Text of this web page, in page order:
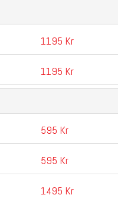
1195 Kr
1195 Kr
595 Kr
595 Kr
1495 Kr